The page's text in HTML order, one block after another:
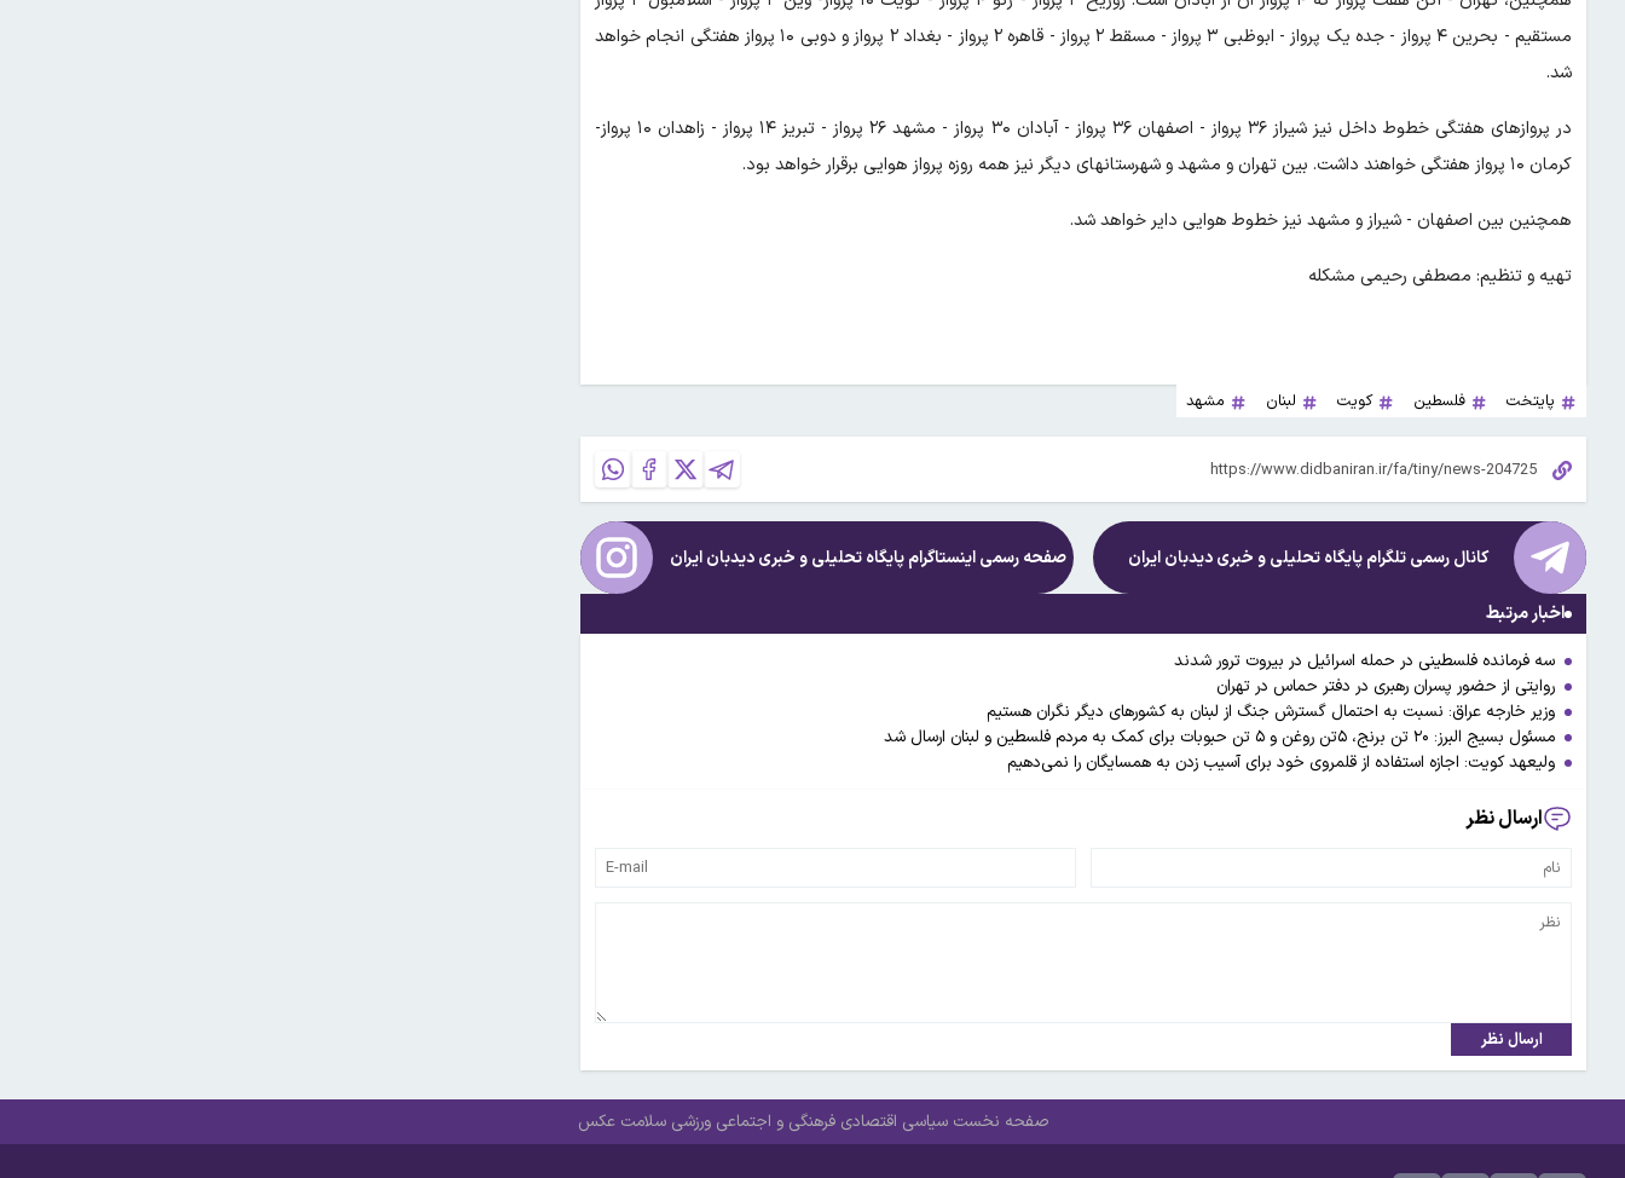
مستقیم - بحرین ۴ پرواز - جده یک پرواز - ابوظبی ۳ پرواز - مسقط ۲ پرواز - قاهره ۲ پرواز - بغداد ۲ پرواز و دوبی ۱۰ پرواز هفتگی انجام خواهد
شد.
در پروازهای هفتگی خطوط داخل نیز شیراز ۳۶ پرواز - اصفهان ۳۶ پرواز - آبادان ۳۰ پرواز - مشهد ۲۶ پرواز - تبریز ۱۴ پرواز - زاهدان ۱۰ پرواز-
کرمان ۱۰ پرواز هفتگی خواهند داشت. بین تهران و مشهد و شهرستانهای دیگر نیز همه روزه پرواز هوایی برقرار خواهد بود.
همچنین بین اصفهان - شیراز و مشهد نیز خطوط هوایی دایر خواهد شد.
تهیه و تنظیم: مصطفی رحیمی مشکله
پایتخت فلسطین کویت لبنان مشهد
کانال رسمی تلگرام پایگاه تحلیلی و خبریدیدبان ایران صفحه رسمی اینستاگرام پایگاه تحلیلی و خبریدیدبان ایران
اخبار مرتبط
سه فرمانده فلسطینی در حمله اسرائیل در بیروت ترور شدند
روایتی از حضور پسران رهبری در دفتر حماس در تهران
وزیر خارجه عراق: نسبت به احتمال گسترش جنگ از لبنان به کشورهای دیگر نگران هستیم
مسئول بسیج البرز: ۲۰ تن برنج، ۵تن روغن و ۵ تن حبوبات برای کمک به مردم فلسطین و لبنان ارسال شد
ولیعهد کویت: اجازه استفاده از قلمروی خود برای آسیب زدن به همسایگان را نمی‌دهیم
ارسال نظر
ارسال نظر
صفحه نخست سیاسی اقتصادی فرهنگی و اجتماعی ورزشی سلامت عکس